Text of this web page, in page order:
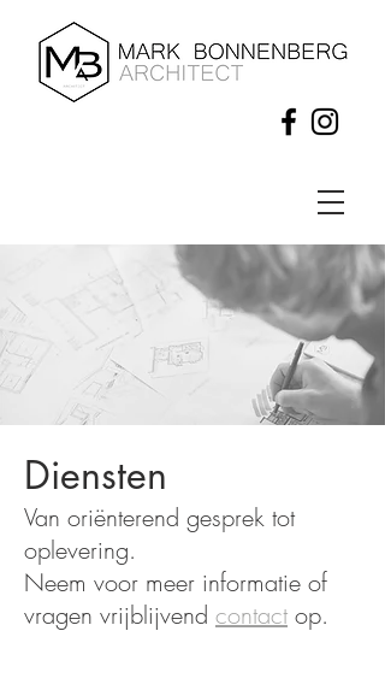
Diensten
Van oriënterend gesprek tot
oplevering.
Neem voor meer informatie of
vragen vrijblijvend contact op.